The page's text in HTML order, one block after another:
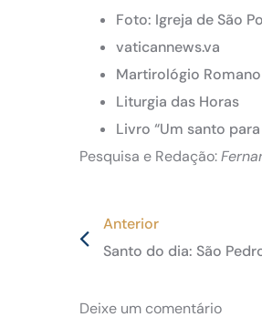
Foto: Igreja de São
vaticannews.va
Martirológio Romano
Liturgia das Horas
Livro “Um santo
Pesquisa e Redação:
Anterior
Santo do dia: São
Deixe um comentário